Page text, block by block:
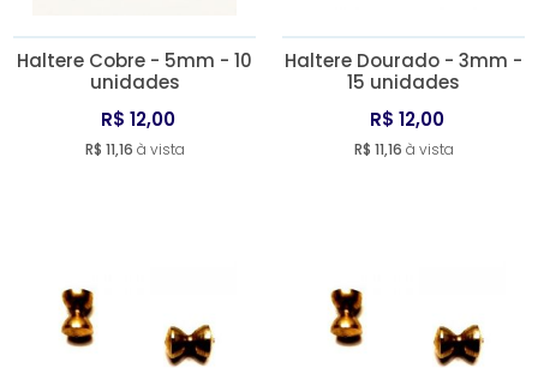
Haltere Cobre - 5mm - 10
unidades
R$ 12,00
R$ 11,16 à vista
Haltere Dourado - 3mm -
15 unidades
R$ 12,00
R$ 11,16 à vista